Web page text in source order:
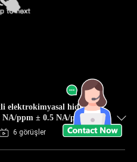
elektrokimyasal hidrojen
NA/ppm ± 0.5 NA/ppm
6 görüşler